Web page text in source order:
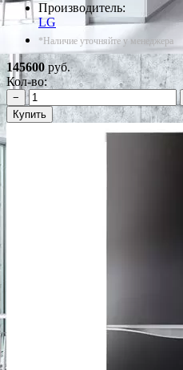
Производитель:
LG
*Наличие уточняйте у менеджера
145600руб.
Кол-во:
−
Купить